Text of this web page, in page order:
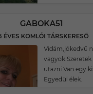
GABOKA51
ÉVES KOMLÓI TÁRSKERESŐ
Vidám,jókedvű
vagyok.Szeretek
utazni.Van egy
Egyedül élek.